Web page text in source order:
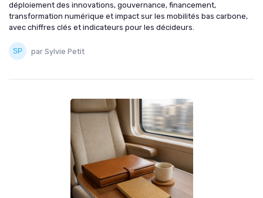
déploiement des innovations, gouvernance, financement,
transformation numérique et impact sur les mobilités bas carbone,
avec chiffres clés et indicateurs pour les décideurs.
par Sylvie Petit